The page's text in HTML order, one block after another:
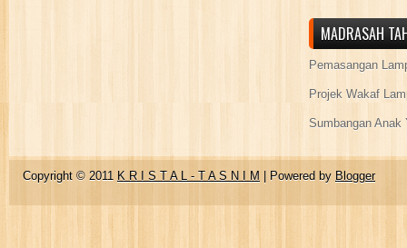
MADRASAH
Pemasangan
Projek Wakaf
Sumbangan Anak
Copyright © 2011 K R I S T A L - T A S N I M | Powered by Blogger